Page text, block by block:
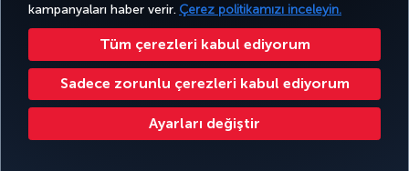
kampanyaları haber verir. Çerez politikamızı inceleyin.
Tüm çerezleri kabul ediyorum
Sadece zorunlu çerezleri kabul ediyorum
Ayarları değiştir